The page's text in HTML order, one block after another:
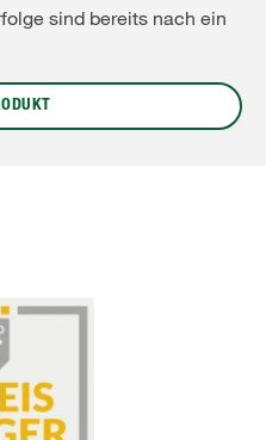
sind bereits nach ein